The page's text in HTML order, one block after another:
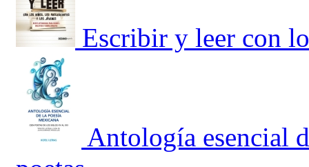
Escribir y leer con
Antología esencial